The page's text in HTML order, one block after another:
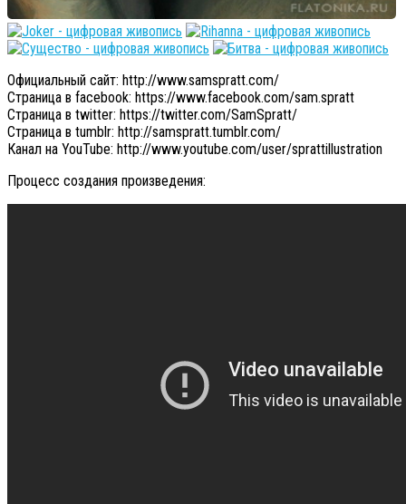
Официальный сайт: http://www.samspratt.com/
Страница в facebook: https://www.facebook.com/sam.spratt
Страница в twitter: https://twitter.com/SamSpratt/
Страница в tumblr: http://samspratt.tumblr.com/
Канал на YouTube: http://www.youtube.com/user/sprattillustration
Процесс создания произведения: